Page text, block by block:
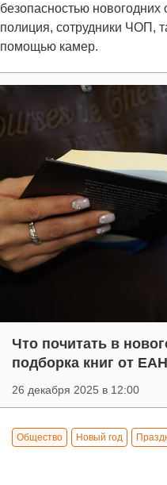
безопасностью новогодних
полиция, сотрудники ЧОП,
помощью камер.
Что почитать в
подборка книг от ЕАН
26 декабря 2025 в 12:00
Общество Новый год